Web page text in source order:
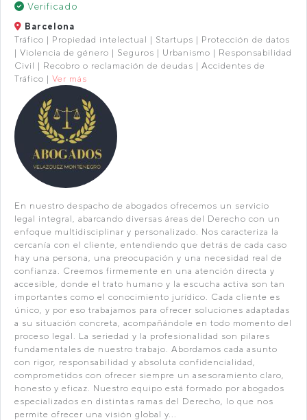
Verificado
Barcelona
Tráfico | Propiedad intelectual | Startups | Protección de datos
| Violencia de género | Seguros | Urbanismo | Responsabilidad
Civil | Recobro o reclamación de deudas | Accidentes de
Tráfico | Ver más
En nuestro despacho de abogados ofrecemos un servicio
legal integral, abarcando diversas áreas del Derecho con un
enfoque multidisciplinar y personalizado. Nos caracteriza la
cercanía con el cliente, entendiendo que detrás de cada caso
hay una persona, una preocupación y una necesidad real de
confianza. Creemos firmemente en una atención directa y
accesible, donde el trato humano y la escucha activa son tan
importantes como el conocimiento jurídico. Cada cliente es
único, y por eso trabajamos para ofrecer soluciones adaptadas
a su situación concreta, acompañándole en todo momento del
proceso legal. La seriedad y la profesionalidad son pilares
fundamentales de nuestro trabajo. Abordamos cada asunto
con rigor, responsabilidad y absoluta confidencialidad,
comprometidos con ofrecer siempre un asesoramiento claro,
honesto y eficaz. Nuestro equipo está formado por abogados
especializados en distintas ramas del Derecho, lo que nos
permite ofrecer una visión global y...